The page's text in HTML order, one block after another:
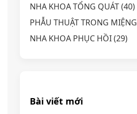
NHA KHOA TỔNG QUÁT(40)
PHẪU THUẬT TRONG MIỆNG
NHA KHOA PHỤC HỒI(29)
Bài viết mới